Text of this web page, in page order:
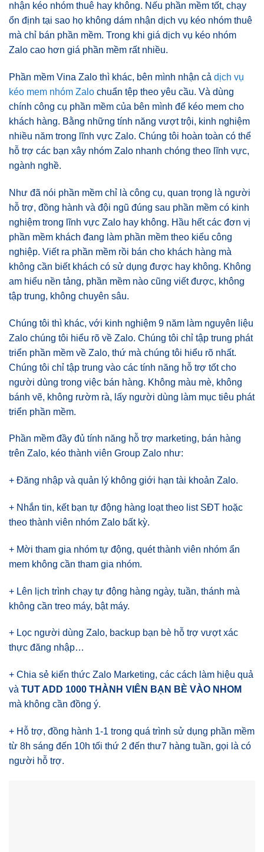
nhận kéo nhóm thuê hay không. Nếu phần mềm tốt, chạy
ổn định tại sao họ không dám nhận dịch vụ kéo nhóm thuê
mà chỉ bán phần mềm. Trong khi giá dịch vụ kéo nhóm
Zalo cao hơn giá phần mềm rất nhiều.
Phần mềm Vina Zalo thì khác, bên mình nhận cả dịch vụ
kéo mem nhóm Zalo chuẩn tệp theo yêu cầu. Và dùng
chính công cụ phần mềm của bên mình để kéo mem cho
khách hàng. Bằng những tính năng vượt trội, kinh nghiệm
nhiều năm trong lĩnh vực Zalo. Chúng tôi hoàn toàn có thể
hỗ trợ các bạn xây nhóm Zalo nhanh chóng theo lĩnh vực,
ngành nghề.
Như đã nói phần mềm chỉ là công cụ, quan trọng là người
hỗ trợ, đồng hành và đội ngũ đúng sau phần mềm có kinh
nghiệm trong lĩnh vực Zalo hay không. Hầu hết các đơn vị
phần mềm khách đang làm phần mềm theo kiểu công
nghiệp. Viết ra phần mềm rồi bán cho khách hàng mà
không cần biết khách có sử dụng được hay không. Không
am hiểu nền tảng, phần mềm nào cũng viết được, không
tập trung, không chuyên sâu.
Chúng tôi thì khác, với kinh nghiệm 9 năm làm nguyên liệu
Zalo chúng tôi hiểu rõ về Zalo. Chúng tôi chỉ tập trung phát
triển phần mềm về Zalo, thứ mà chúng tôi hiểu rõ nhất.
Chúng tôi chỉ tập trung vào các tính năng hỗ trợ tốt cho
người dùng trong việc bán hàng. Không màu mè, không
bánh vẽ, không rườm rà, lấy người dùng làm mục tiêu phát
triển phần mềm.
Phần mềm đầy đủ tính năng hỗ trợ marketing, bán hàng
trên Zalo, kéo thành viên Group Zalo như:
+ Đăng nhập và quản lý không giới hạn tài khoản Zalo.
+ Nhắn tin, kết bạn tự động hàng loạt theo list SĐT hoặc
theo thành viên nhóm Zalo bất kỳ.
+ Mời tham gia nhóm tự động, quét thành viên nhóm ẩn
mem không cần tham gia nhóm.
+ Lên lịch trình chạy tự động hàng ngày, tuần, thánh mà
không cần treo máy, bật máy.
+ Lọc người dùng Zalo, backup bạn bè hỗ trợ vượt xác
thực đăng nhập…
+ Chia sẻ kiến thức Zalo Marketing, các cách làm hiệu quả
và TUT ADD 1000 THÀNH VIÊN BẠN BÈ VÀO NHOM
mà không cần đồng ý.
+ Hỗ trợ, đồng hành 1-1 trong quá trình sử dụng phần mềm
từ 8h sáng đến 10h tối thứ 2 đến thư7 hàng tuần, gọi là có
người hỗ trợ.